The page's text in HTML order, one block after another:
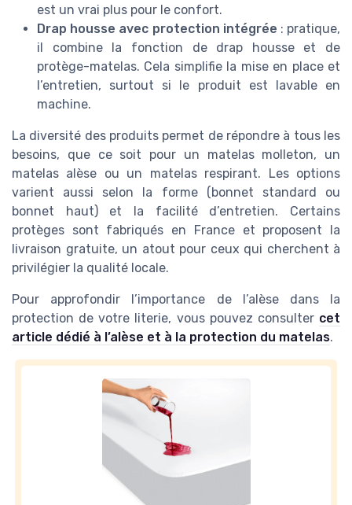
est un vrai plus pour le confort.
Drap housse avec protection intégrée : pratique,
il combine la fonction de drap housse et de
protège-matelas. Cela simplifie la mise en place et
l’entretien, surtout si le produit est lavable en
machine.
La diversité des produits permet de répondre à tous les
besoins, que ce soit pour un matelas molleton, un
matelas alèse ou un matelas respirant. Les options
varient aussi selon la forme (bonnet standard ou
bonnet haut) et la facilité d’entretien. Certains
protèges sont fabriqués en France et proposent la
livraison gratuite, un atout pour ceux qui cherchent à
privilégier la qualité locale.
Pour approfondir l’importance de l’alèse dans la
protection de votre literie, vous pouvez consulter cet
article dédié à l’alèse et à la protection du matelas.